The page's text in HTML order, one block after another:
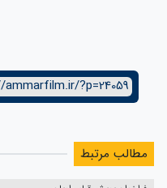
?p=24059
مطالب مرتبط